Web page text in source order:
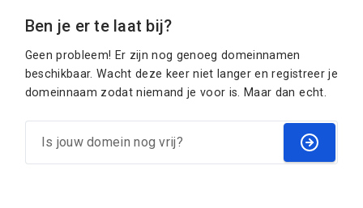
Ben je er te laat bij?
Geen probleem! Er zijn nog genoeg domeinnamen
beschikbaar. Wacht deze keer niet langer en registreer je
domeinnaam zodat niemand je voor is. Maar dan echt.